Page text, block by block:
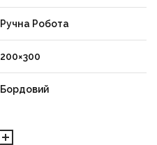
Ручна Робота
200×300
Бордовий